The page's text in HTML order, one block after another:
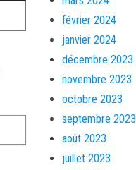
février 2024
janvier 2024
décembre 2023
novembre 2023
octobre 2023
septembre 2023
août 2023
juillet 2023